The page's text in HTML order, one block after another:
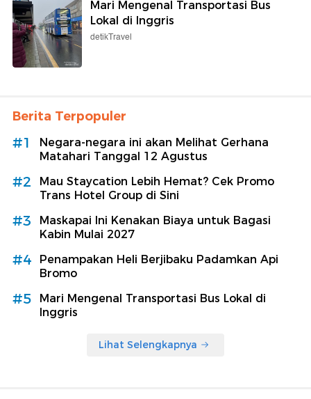
Mari Mengenal Transportasi Bus
Lokal di Inggris
detikTravel
Berita Terpopuler
#1
Negara-negara ini akan Melihat Gerhana
Matahari Tanggal 12 Agustus
#2
Mau Staycation Lebih Hemat? Cek Promo
Trans Hotel Group di Sini
#3
Maskapai Ini Kenakan Biaya untuk Bagasi
Kabin Mulai 2027
#4
Penampakan Heli Berjibaku Padamkan Api
Bromo
#5
Mari Mengenal Transportasi Bus Lokal di
Inggris
Lihat Selengkapnya